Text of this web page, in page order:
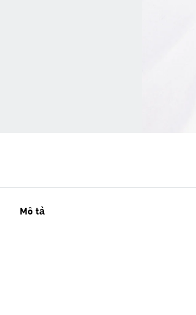
Mô tả